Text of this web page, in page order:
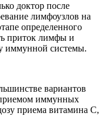
доктор после
лимфоузлов на
определенного
приток лимфы и
иммунной системы.
вариантов
иммунных
приема витамина С,